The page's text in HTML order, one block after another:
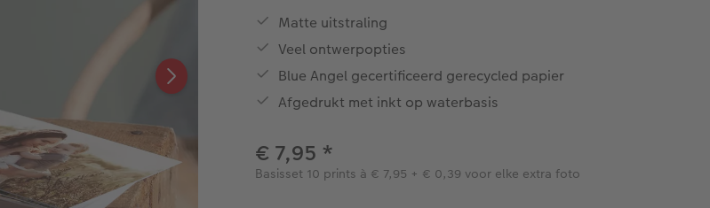
Matte uitstraling
Veel ontwerpopties
Blue Angel gecertificeerd gerecycled papier
Afgedrukt met inkt op waterbasis
€ 7,95 *
Basisset 10 prints à € 7,95 + € 0,39 voor elke extra foto